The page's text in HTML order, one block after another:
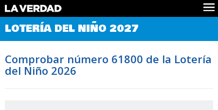
Comprobar Loteria del Niño
Premios
Noticias
Datos
Historia
LOTERÍA DEL NIÑO 2027
Comprobar número 61800 de la Lotería
del Niño 2026